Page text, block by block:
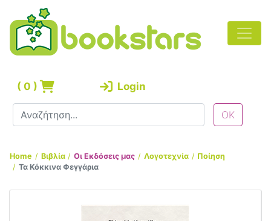
( 0 ) Login
Home Βιβλία Οι Εκδόσεις μας Λογοτεχνία
Ποίηση
Τα Κόκκινα Φεγγάρια